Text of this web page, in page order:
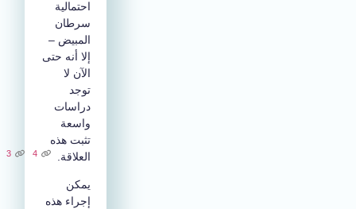
احتمالية
سرطان
المبيض –
إلا أنه حتى
الآن لا
دراسات
واسعة
تثبت هذه
العلاقة.
3
يمكن
إجراء هذه